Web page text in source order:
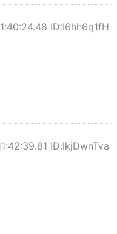
ID:I6hh6q1fH
ID:lkjDwnTva